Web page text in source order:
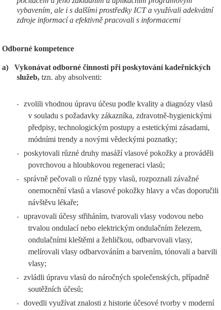
vybavením, ale i s dalšími prostředky ICT a využívali adekvátní
zdroje informací a efektivně pracovali s informacemi
Odborné kompetence
a)
Vykonávat odborné činnosti při poskytování kadeřnických
služeb, tzn. aby absolventi:
-
zvolili vhodnou úpravu účesu podle kvality a diagnózy vlasů
v souladu s požadavky zákazníka, zdravotně-hygienickými
předpisy, technologickým postupy a estetickými zásadami,
módními trendy a novými vědeckými poznatky;
-
poskytovali různé druhy masáží vlasové pokožky a prováděli
povrchovou a hloubkovou regeneraci vlasů;
-
správně pečovali o různé typy vlasů, rozpoznali závažné
onemocnění vlasů a vlasové pokožky hlavy a včas doporučili
návštěvu lékaře;
-
upravovali účesy střiháním, tvarovali vlasy vodovou nebo
trvalou ondulací nebo elektrickým ondulačním železem,
ondulačními kleštěmi a žehličkou, odbarvovali vlasy,
melírovali vlasy odbarvováním a barvením, tónovali a barvili
vlasy;
-
zvládli úpravu vlasů do náročných společenských, případně
soutěžních účesů;
-
dovedli využívat znalosti z historie účesové tvorby v moderní